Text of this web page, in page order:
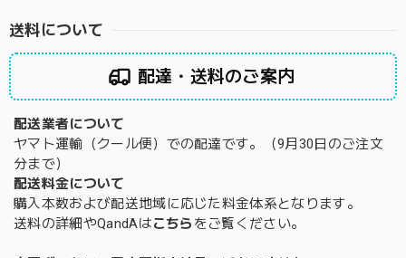
送料について
配達・送料のご案内
配送業者について
ヤマト運輸（クール便）での配達です。（9月30日のご注文
分まで）
配送料金について
購入本数および配送地域に応じた料金体系となります。
送料の詳細やQandAはこちら をご覧ください。